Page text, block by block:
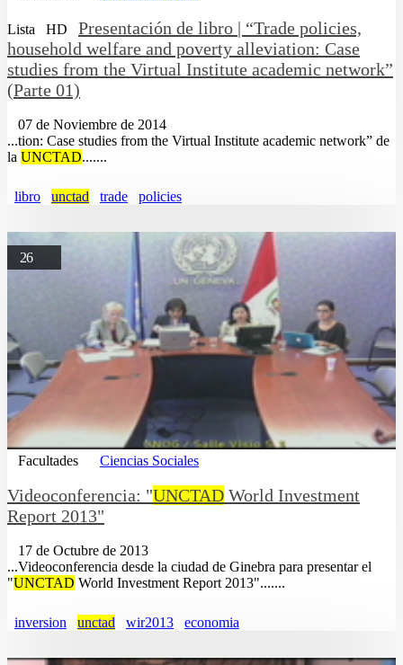
Lista HD
Presentación de libro | “Trade policies,
household welfare and poverty alleviation: Case
studies from the Virtual Institute academic network”
(Parte 01)
07 de Noviembre de 2014
...tion: Case studies from the Virtual Institute academic network” de
la UNCTAD.......
libro unctad trade policies
26
Facultades Ciencias Sociales
Videoconferencia: "UNCTAD World Investment
Report 2013"
17 de Octubre de 2013
...Videoconferencia desde la ciudad de Ginebra para presentar el
"UNCTAD World Investment Report 2013".......
inversion unctad wir2013 economia